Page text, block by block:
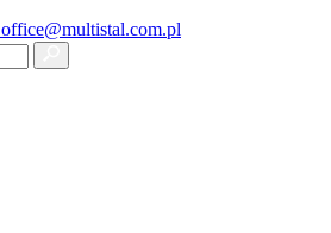
office@multistal.com.pl